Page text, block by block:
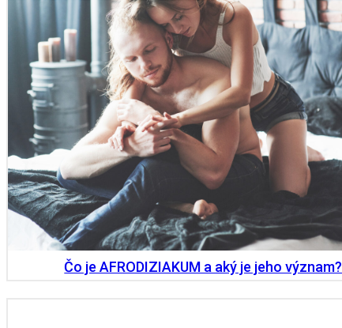
Čo je AFRODIZIAKUM a aký je jeho význam?